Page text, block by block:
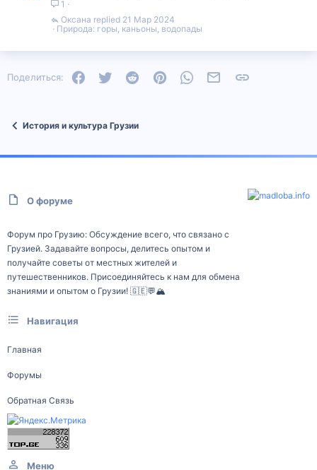
1
Природа: горы, каньоны, водопады
21 Мар 2024
Оксана
Поделиться: FacebookTwitter Reddit PinterestWhatsAppЭлектронная почта
История и культура Грузии
О форуме
Форум про Грузию: Обсуждение всего, что связано с
Грузией. Задавайте вопросы, делитесь опытом и
получайте советы от местных жителей и
путешественников. Присоединяйтесь к нам для обмена
знаниями и опытом о Грузии! 🇬🇪💬🏔️
Навигация
Главная
Форумы
Обратная Связь
Меню